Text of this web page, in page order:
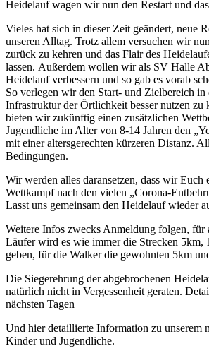
Heidelauf wagen wir nun den Restart und
Vieles hat sich in dieser Zeit geändert, neue
unseren Alltag. Trotz allem versuchen wir
zurück zu kehren und das Flair des
lassen. Außerdem wollen wir als SV Halle
Heidelauf verbessern und so gab es vorab
So verlegen wir den Start- und Zielbereich in
Infrastruktur der Örtlichkeit besser nutzen zu
bieten wir zukünftig einen zusätzlichen
Jugendliche im Alter von 8-14 Jahren den
mit einer altersgerechten kürzeren Distanz.
Bedingungen.
Wir werden alles daransetzen, dass wir Euch
Wettkampf nach den vielen „Corona-
Lasst uns gemeinsam den Heidelauf wieder
Weitere Infos zwecks Anmeldung folgen, für
Läufer wird es wie immer die Strecken 5km,
geben, für die Walker die gewohnten 5km
Die Siegerehrung der abgebrochenen
natürlich nicht in Vergessenheit geraten.
nächsten Tagen
Und hier detaillierte Information zu unserem
Kinder und Jugendliche.